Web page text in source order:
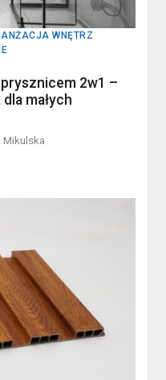
WNĘTRZ
2w1 –
małych
Mikulska